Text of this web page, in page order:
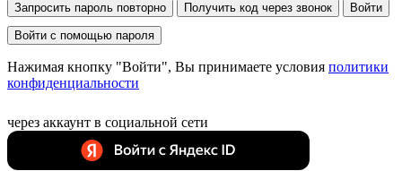
Запросить пароль повторно Получить код через звонок Войти
Войти с помощью пароля
Нажимая кнопку "Войти", Вы принимаете условия политики
конфиденциальности
через аккаунт в социальной сети